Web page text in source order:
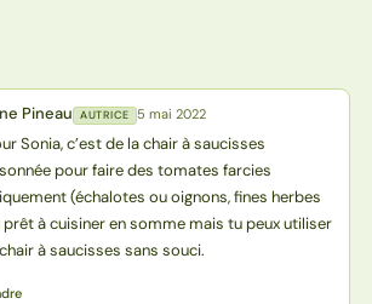
Pineau AUTRICE 5 mai 2022
Sonia, c’est de la chair à saucisses
pour faire des tomates farcies
(échalotes ou oignons, fines herbes
prêt à cuisiner en somme mais tu peux utiliser
à saucisses sans souci.